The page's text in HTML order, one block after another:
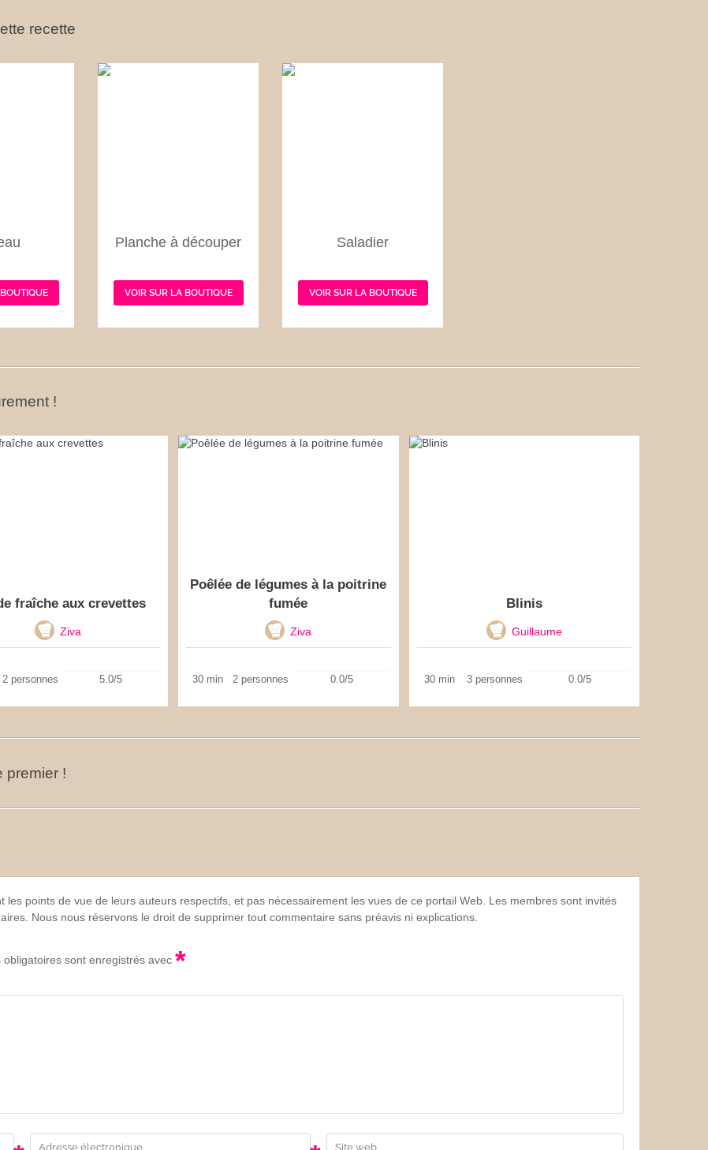
recette
Planche à découper
VOIR SUR LA BOUTIQUE
Saladier
VOIR SUR LA BOUTIQUE
!
fraîche aux crevettes
Ziva
2 personnes 5.0/5
Poêlée de légumes à la poitrine
fumée
Ziva
30 min 2 personnes 0.0/5
Blinis
Guillaume
30 min 3 personnes 0.0/5
premier !
les points de vue de leurs auteurs respectifs, et pas nécessairement les vues de ce portail Web. Les membres sont invités
Nous nous réservons le droit de supprimer tout commentaire sans préavis ni explications.
sont enregistrés avec *